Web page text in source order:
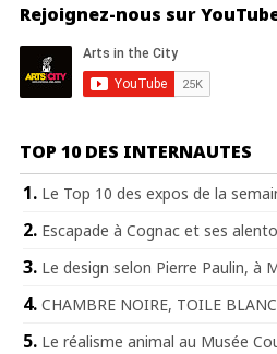
Rejoignez-nous sur
TOP 10 DES INTERNAUTES
Le Top 10 des expos de la
Escapade à Cognac et ses
Le design selon Pierre Paulin, à
CHAMBRE NOIRE, TOILE
Le réalisme animal au Musée